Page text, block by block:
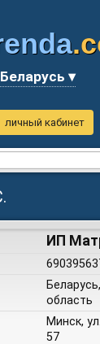
Беларусь ▾
личный кабинет
ИП
область
Минск,
57